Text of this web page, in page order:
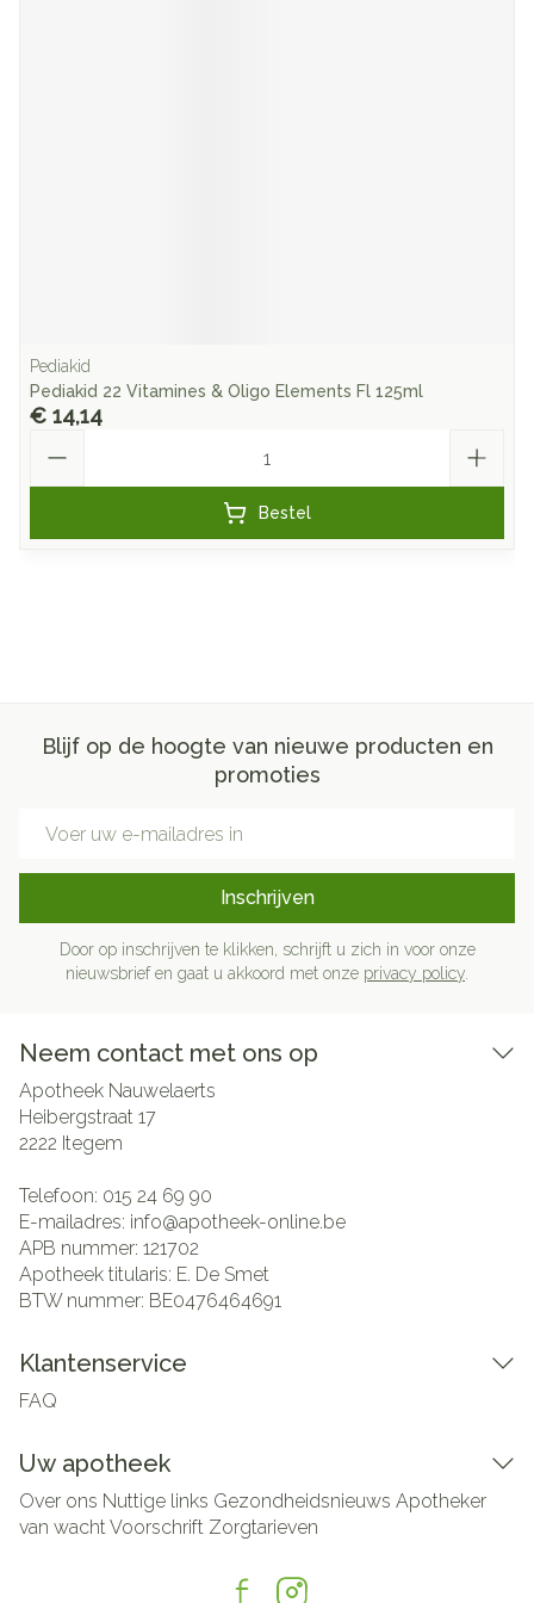
Pediakid
Pediakid 22 Vitamines & Oligo Elements Fl 125ml
€ 14,14
Bestel
Blijf op de hoogte van nieuwe producten en
promoties
Inschrijven
Door op inschrijven te klikken, schrijft u zich in voor onze
nieuwsbrief en gaat u akkoord met onze privacy policy
Neem contact met ons op
Apotheek Nauwelaerts
Heibergstraat 17
2222 Itegem
Telefoon: 015 24 69 90
E-mailadres: info@apotheek-online.be
APB nummer: 121702
Apotheek titularis: E. De Smet
BTW nummer: BE0476464691
Klantenservice
FAQ
Uw apotheek
Over ons Nuttige links Gezondheidsnieuws Apotheker
van wachtVoorschrift Zorgtarieven